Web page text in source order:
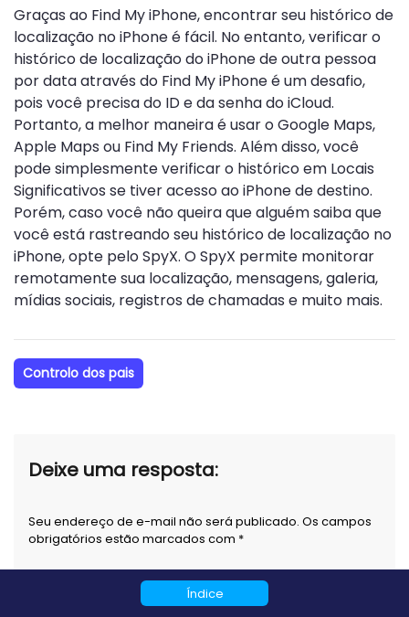
Graças ao Find My iPhone, encontrar seu histórico de
localização no iPhone é fácil. No entanto, verificar o
histórico de localização do iPhone de outra pessoa
por data através do Find My iPhone é um desafio,
pois você precisa do ID e da senha do iCloud.
Portanto, a melhor maneira é usar o Google Maps,
Apple Maps ou Find My Friends. Além disso, você
pode simplesmente verificar o histórico em Locais
Significativos se tiver acesso ao iPhone de destino.
Porém, caso você não queira que alguém saiba que
você está rastreando seu histórico de localização no
iPhone, opte pelo SpyX. O SpyX permite monitorar
remotamente sua localização, mensagens, galeria,
mídias sociais, registros de chamadas e muito mais.
Controlo dos pais
Deixe uma resposta:
Seu endereço de e-mail não será publicado. Os campos
obrigatórios estão marcados com *
Índice